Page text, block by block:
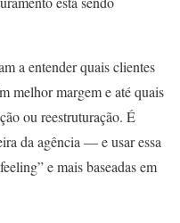
a entender quais clientes
melhor margem e até quais
ou reestruturação. É
da agência — e usar essa
e mais baseadas em